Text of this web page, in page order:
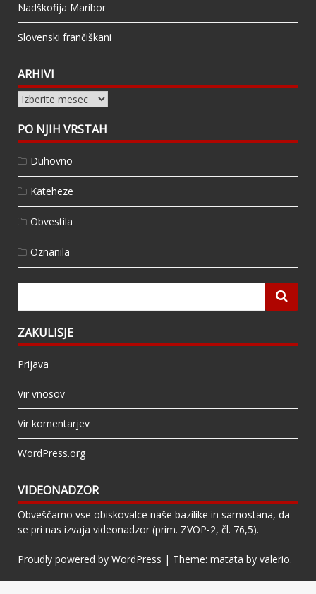
Nadškofija Maribor
Slovenski frančiškani
ARHIVI
Arhivi
PO NJIH VRSTAH
Duhovno
Kateheze
Obvestila
Oznanila
ZAKULISJE
Prijava
Vir vnosov
Vir komentarjev
WordPress.org
VIDEONADZOR
Obveščamo vse obiskovalce naše bazilike in samostana, da
se pri nas izvaja videonadzor (prim. ZVOP-2, čl. 76,5).
Proudly powered by WordPress | Theme: matata by valerio.